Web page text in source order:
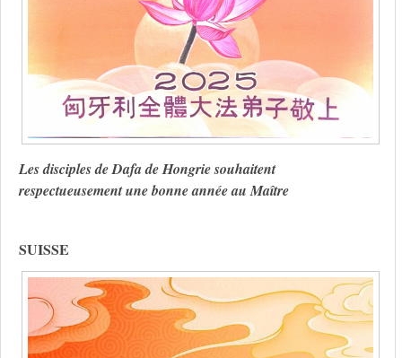
Les disciples de Dafa de Hongrie souhaitent
respectueusement une bonne année au Maître
SUISSE